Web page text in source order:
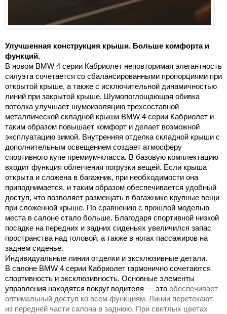
Улучшенная конструкция крыши. Больше комфорта и
функций.
В новом BMW 4 серии Кабриолет неповторимая элегантность
силуэта сочетается со сбалансированными пропорциями при
открытой крыше, а также с исключительной динамичностью
линий при закрытой крыше. Шумопоглощающая обивка
потолка улучшает шумоизоляцию трехсоставной
металлической складной крыши BMW 4 серии Кабриолет и
таким образом повышает комфорт и делает возможной
эксплуатацию зимой. Внутренняя отделка складной крыши с
дополнительным освещением создает атмосферу
спортивного купе премиум-класса. В базовую комплектацию
входит функция облегчения погрузки вещей. Если крыша
открыта и сложена в багажник, при необходимости она
приподнимается, и таким образом обеспечивается удобный
доступ, что позволяет размещать в багажнике крупные вещи
при сложенной крыше. По сравнению с прошлой моделью
места в салоне стало больше. Благодаря спортивной низкой
посадке на передних и задних сиденьях увеличился запас
пространства над головой, а также в ногах пассажиров на
заднем сиденье.
Индивидуальные линии отделки и эксклюзивные детали.
В салоне BMW 4 серии Кабриолет гармонично сочетаются
спортивность и эксклюзивность. Основные элементы
управления находятся вокруг водителя — это обеспечивает
оптимальный доступ ко всем функциям. Линии перетекают
из передней части салона в заднюю. При светлых цветах